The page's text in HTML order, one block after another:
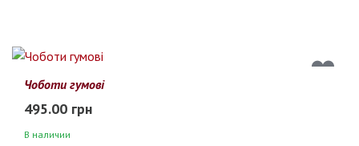
Чоботи гумові
495.00 грн
В наличии